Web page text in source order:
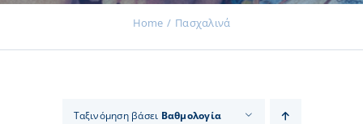
Home Πασχαλινά
Ταξινόμηση βάσει Βαθμολογία